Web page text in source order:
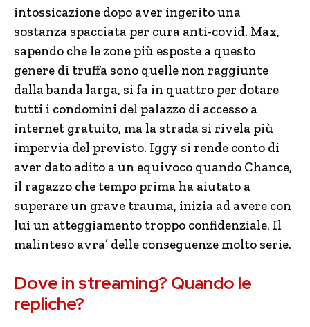
intossicazione dopo aver ingerito una
sostanza spacciata per cura anti-covid. Max,
sapendo che le zone più esposte a questo
genere di truffa sono quelle non raggiunte
dalla banda larga, si fa in quattro per dotare
tutti i condomini del palazzo di accesso a
internet gratuito, ma la strada si rivela più
impervia del previsto. Iggy si rende conto di
aver dato adito a un equivoco quando Chance,
il ragazzo che tempo prima ha aiutato a
superare un grave trauma, inizia ad avere con
lui un atteggiamento troppo confidenziale. Il
malinteso avra’ delle conseguenze molto serie.
Dove in streaming? Quando le
repliche?